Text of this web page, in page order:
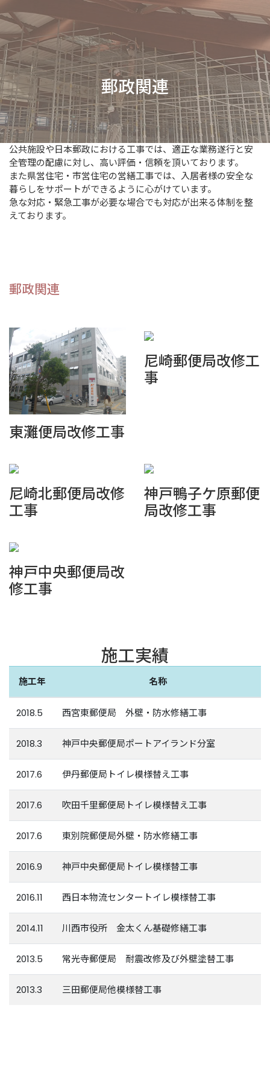
郵政関連
公共施設や日本郵政における工事では、適正な業務遂行と安
全管理の配慮に対し、高い評価・信頼を頂いております。
また県営住宅・市営住宅の営繕工事では、入居者様の安全な
暮らしをサポートができるように心がけています。
急な対応・緊急工事が必要な場合でも対応が出来る体制を整
えております。
郵政関連
東灘便局改修工事
尼崎郵便局改修工
事
尼崎北郵便局改修
工事
神戸鴨子ケ原郵便
局改修工事
神戸中央郵便局改
修工事
施工実績
施工年 名称
2018.5 西宮東郵便局 外壁・防水修繕工事
2018.3 神戸中央郵便局ポートアイランド分室
2017.6 伊丹郵便局トイレ模様替え工事
2017.6 吹田千里郵便局トイレ模様替え工事
2017.6 東別院郵便局外壁・防水修繕工事
2016.9 神戸中央郵便局トイレ模様替工事
2016.11 西日本物流センタートイレ模様替工事
2014.11 川西市役所 金太くん基礎修繕工事
2013.5 常光寺郵便局 耐震改修及び外壁塗替工事
2013.3 三田郵便局他模様替工事